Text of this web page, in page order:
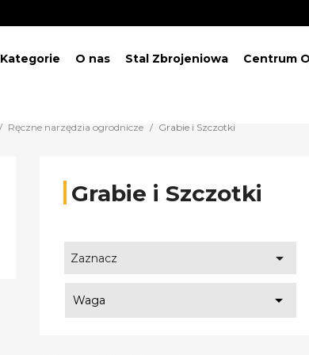
Kategorie O nas Stal Zbrojeniowa Centrum
Ręczne narzędzia ogrodnicze Grabie i Szczotki
Grabie i Szczotki
Zaznacz 
Waga 